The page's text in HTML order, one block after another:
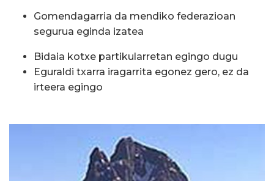
Gomendagarria da mendiko federazioan
segurua eginda izatea
Bidaia kotxe partikularretan egingo dugu
Eguraldi txarra iragarrita egonez gero, ez da
irteera egingo